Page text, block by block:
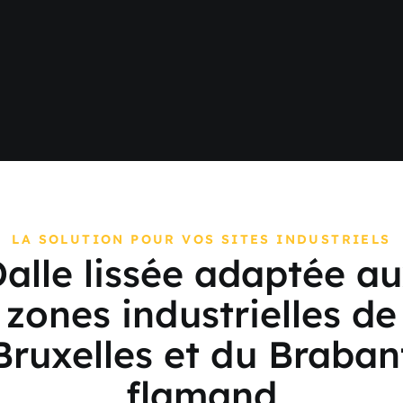
LA SOLUTION POUR VOS SITES INDUSTRIELS
lissée adaptée
zones industrielles de
et du